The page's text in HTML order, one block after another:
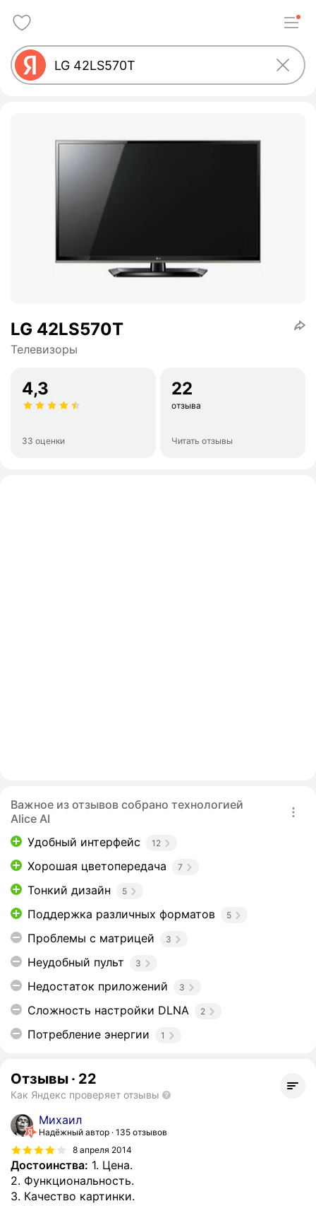
LG 42LS570T
Телевизоры
4,3
33 оценки
22
отзыва
Читать отзывы
Важное из отзывов собрано технологией
Alice AI
Удобный интерфейс
12
Хорошая цветопередача 7
Тонкий дизайн 5
Поддержка различных форматов 5
Проблемы с матрицей 3
Неудобный пульт 3
Недостаток приложений 3
Сложность настройки DLNA 2
Потребление энергии 1
Отзывы · 22
Как Яндекс проверяет отзывы
Михаил
Надёжный автор 135 отзывов
8 апреля 2014
Достоинства: 1. Цена.
2. Функциональность.
3. Качество картинки.